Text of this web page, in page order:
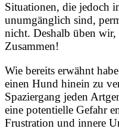
Situationen, die jedoch
unumgänglich sind,
nicht. Deshalb üben
Zusammen!
Wie bereits erwähnt
einen Hund hinein zu
Spaziergang jeden
eine potentielle Gefahr
Frustration und innere